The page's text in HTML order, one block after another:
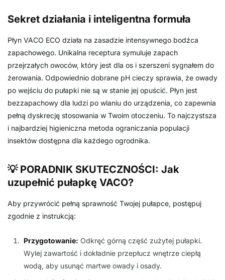
Sekret działania i inteligentna formuła
Płyn VACO ECO działa na zasadzie intensywnego bodźca
zapachowego. Unikalna receptura symuluje zapach
przejrzałych owoców, który jest dla os i szerszeni sygnałem do
żerowania. Odpowiednio dobrane pH cieczy sprawia, że owady
po wejściu do pułapki nie są w stanie jej opuścić. Płyn jest
bezzapachowy dla ludzi po wlaniu do urządzenia, co zapewnia
pełną dyskrecję stosowania w Twoim otoczeniu. To najczystsza
i najbardziej higieniczna metoda ograniczania populacji
insektów dostępna dla każdego ogrodnika.
💡 PORADNIK SKUTECZNOŚCI: Jak
uzupełnić pułapkę VACO?
Aby przywrócić pełną sprawność Twojej pułapce, postępuj
zgodnie z instrukcją:
Przygotowanie: Odkręć górną część zużytej pułapki.
Wylej zawartość i dokładnie przepłucz wnętrze ciepłą
wodą, aby usunąć martwe owady i osady.